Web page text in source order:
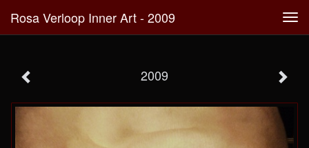
Rosa Verloop Inner Art - 2009
2009